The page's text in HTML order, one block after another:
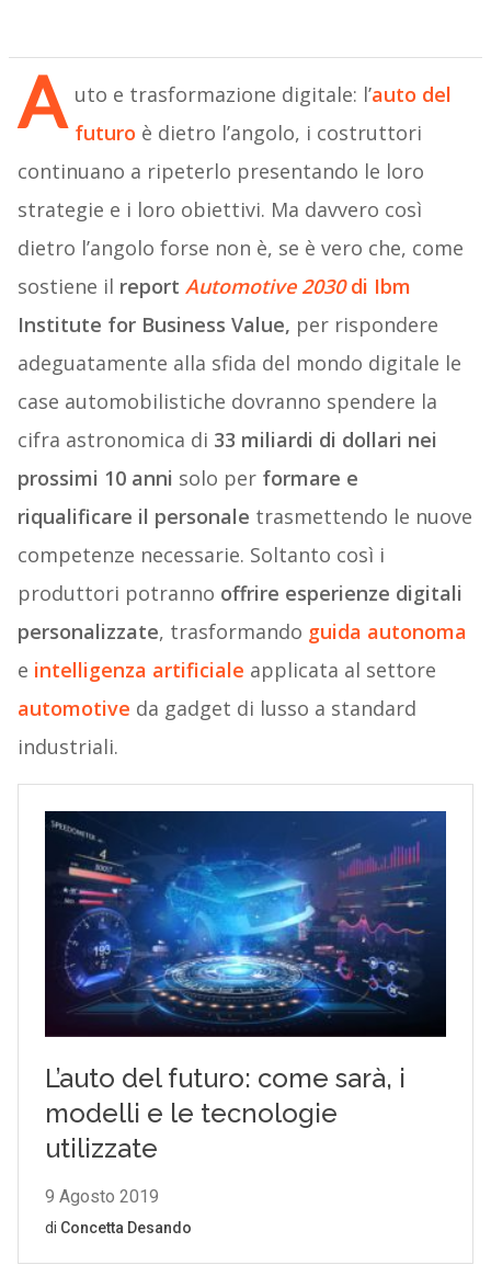
A uto e trasformazione digitale: l’auto del
futuro è dietro l’angolo, i costruttori
continuano a ripeterlo presentando le loro
strategie e i loro obiettivi. Ma davvero così
dietro l’angolo forse non è, se è vero che, come
sostiene il report Automotive 2030di Ibm
Institute for Business Value, per rispondere
adeguatamente alla sfida del mondo digitale le
case automobilistiche dovranno spendere la
cifra astronomica di 33 miliardi di dollari nei
prossimi 10 anni solo per formare e
riqualificare il personale trasmettendo le nuove
competenze necessarie. Soltanto così i
produttori potranno offrire esperienze digitali
personalizzate, trasformando guida autonoma
e intelligenza artificiale applicata al settore
automotive da gadget di lusso a standard
industriali.